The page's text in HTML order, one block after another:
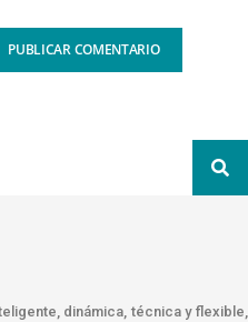
dinámica, técnica y flexible,